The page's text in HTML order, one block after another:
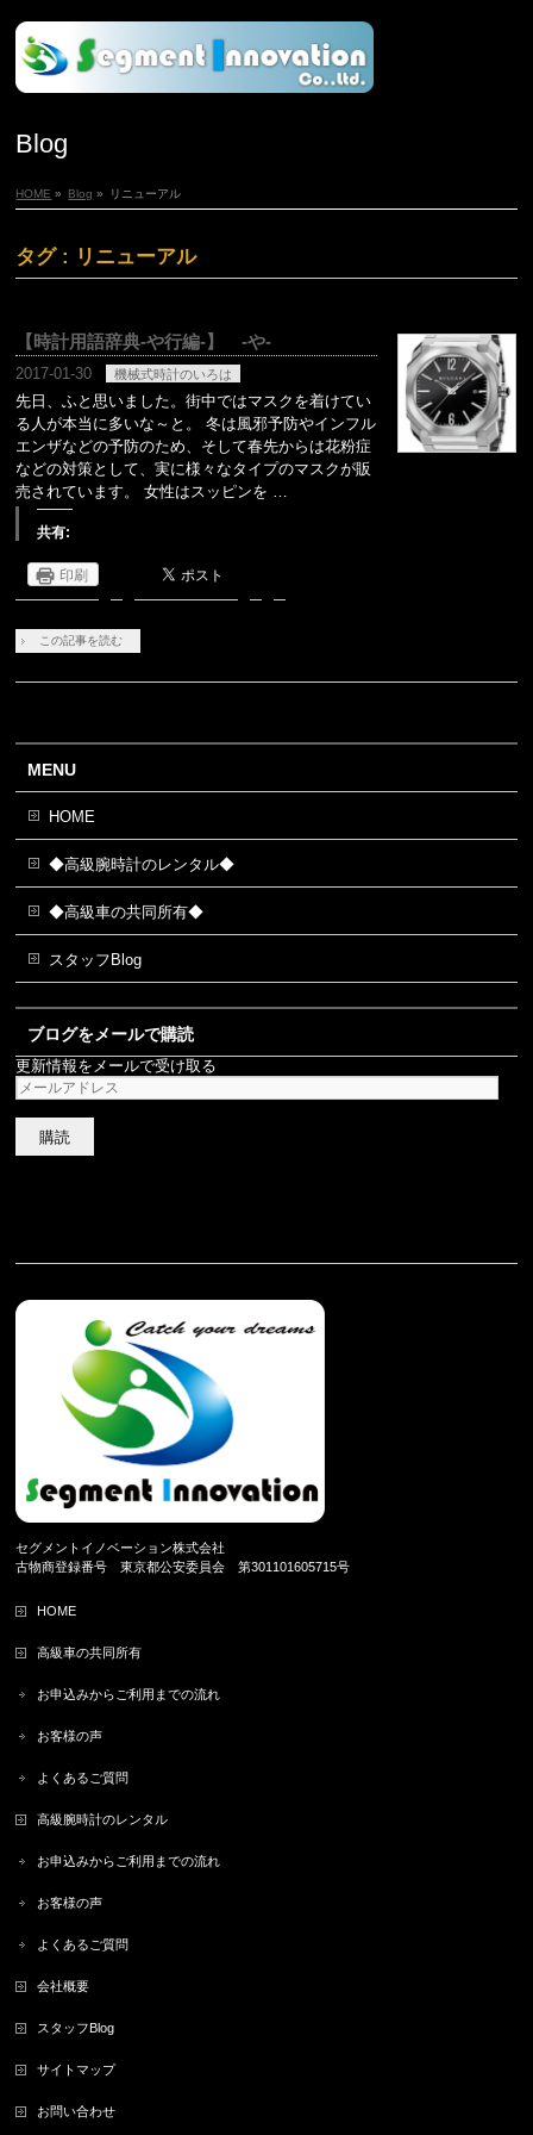
Blog
HOME » Blog » リニューアル
タグ : リニューアル
【時計用語辞典-や行編-】 -や-
2017-01-30 機械式時計のいろは
先日、ふと思いました。街中ではマスクを着けてい
る人が本当に多いな～と。 冬は風邪予防やインフル
エンザなどの予防のため、そして春先からは花粉症
などの対策として、実に様々なタイプのマスクが販
売されています。 女性はスッピンを …
共有:
印刷
この記事を読む
MENU
HOME
◆高級腕時計のレンタル◆
◆高級車の共同所有◆
スタッフBlog
ブログをメールで購読
更新情報をメールで受け取る
メ
ー
ル
ド
セグメントイノベーション株式会社
古物商登録番号 東京都公安委員会 第301101605715号
HOME
高級車の共同所有
お申込みからご利用までの流れ
お客様の声
よくあるご質問
高級腕時計のレンタル
お申込みからご利用までの流れ
お客様の声
よくあるご質問
会社概要
スタッフBlog
サイトマップ
お問い合わせ